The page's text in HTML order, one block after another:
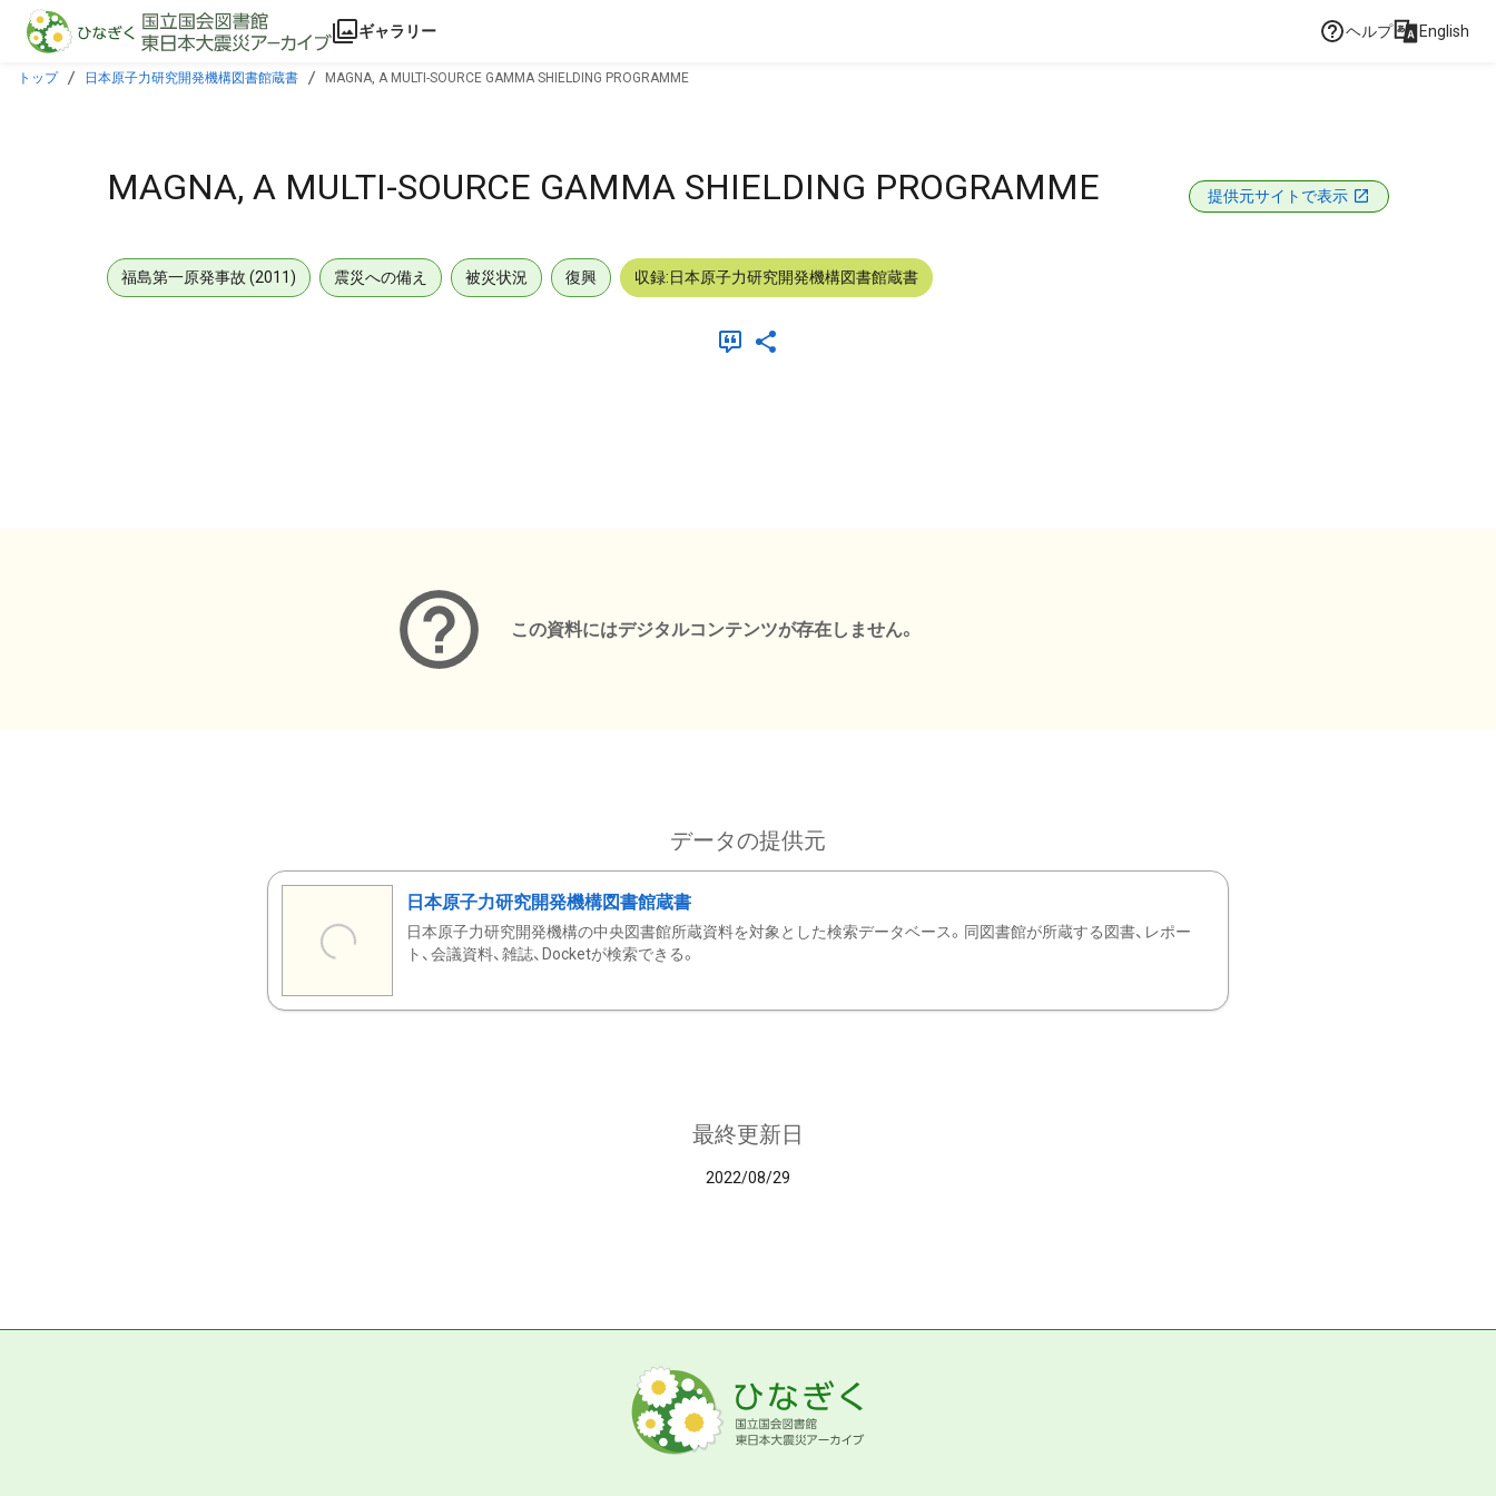
本文に飛ぶ
ギャラリー ヘルプ English
トップ 日本原子力研究開発機構図書館蔵書 MAGNA, A MULTI-SOURCE GAMMA SHIELDING PROGRAMME
MAGNA, A MULTI-SOURCE GAMMA SHIELDING PROGRAMME 提供元サイトで表示
福島第一原発事故 (2011) 震災への備え 被災状況 復興 収録:日本原子力研究開発機構図書館蔵書
この資料にはデジタルコンテンツが存在しません。
データの提供元
日本原子力研究開発機構図書館蔵書
日本原子力研究開発機構の中央図書館所蔵資料を対象とした検索データベース。同図書館が所蔵する図書、レポー
ト、会議資料、雑誌、Docketが検索できる。
最終更新日
2022/08/29